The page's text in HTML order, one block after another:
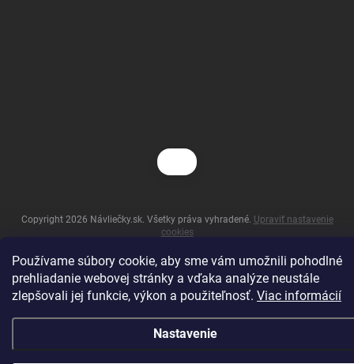
Používame súbory cookie, aby sme vám umožnili pohodlné
prehliadanie webovej stránky a vďaka analýze neustále
zlepšovali jej funkcie, výkon a použiteľnosť. Viac informácií
Nastavenie
Vytvoril Shoptet
Copyright 2026 Návliečky.sk. Všetky práva vyhradené. Upraviť nastavenie
cookies